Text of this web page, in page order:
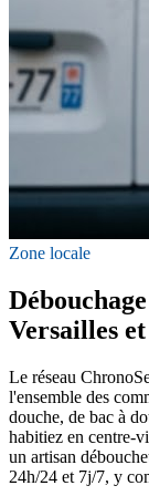
Zone locale
Versailles
Le réseau
l'ensemble des
douche, de bac à
habitiez en centre-
un artisan
24h/24 et 7j/7, y